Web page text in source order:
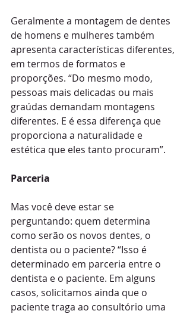
Geralmente a montagem de dentes
de homens e mulheres também
apresenta características diferentes,
em termos de formatos e
proporções. “Do mesmo modo,
pessoas mais delicadas ou mais
graúdas demandam montagens
diferentes. E é essa diferença que
proporciona a naturalidade e
estética que eles tanto procuram”.
Parceria
Mas você deve estar se
perguntando: quem determina
como serão os novos dentes, o
dentista ou o paciente? “Isso é
determinado em parceria entre o
dentista e o paciente. Em alguns
casos, solicitamos ainda que o
paciente traga ao consultório uma